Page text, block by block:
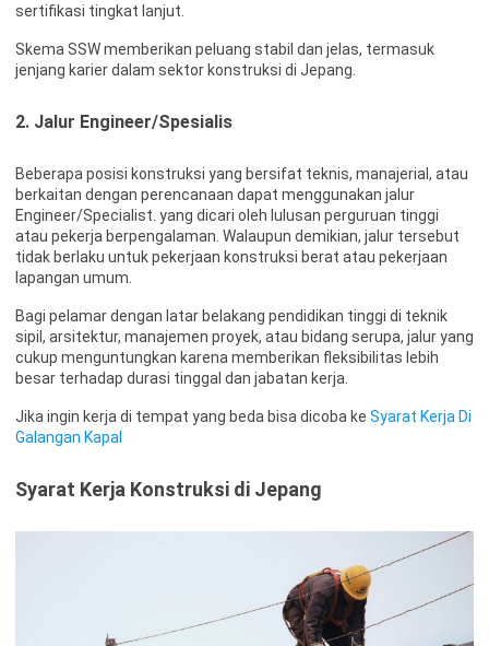
sertifikasi tingkat lanjut.
Skema SSW memberikan peluang stabil dan jelas, termasuk
jenjang karier dalam sektor konstruksi di Jepang.
2. Jalur Engineer/Spesialis
Beberapa posisi konstruksi yang bersifat teknis, manajerial, atau
berkaitan dengan perencanaan dapat menggunakan jalur
Engineer/Specialist. yang dicari oleh lulusan perguruan tinggi
atau pekerja berpengalaman. Walaupun demikian, jalur tersebut
tidak berlaku untuk pekerjaan konstruksi berat atau pekerjaan
lapangan umum.
Bagi pelamar dengan latar belakang pendidikan tinggi di teknik
sipil, arsitektur, manajemen proyek, atau bidang serupa, jalur yang
cukup menguntungkan karena memberikan fleksibilitas lebih
besar terhadap durasi tinggal dan jabatan kerja.
Jika ingin kerja di tempat yang beda bisa dicoba ke Syarat Kerja Di
Galangan Kapal
Syarat Kerja Konstruksi di Jepang